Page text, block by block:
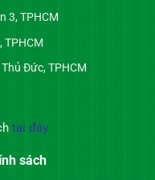
3, TPHCM
TPHCM
Đức, TPHCM
tại đây
sách